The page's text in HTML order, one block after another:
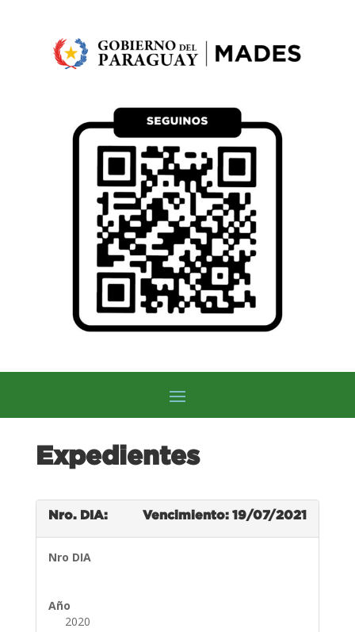
Expedientes
Nro. DIA: Vencimiento: 19/07/2021
Nro DIA
Año
2020